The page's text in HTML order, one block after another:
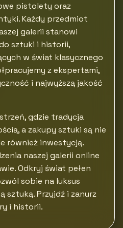
pistolety oraz
Każdy przedmiot
galerii stanowi
sztuki i historii,
w świat klasycznego
z ekspertami,
i najwyższą jakość
gdzie tradycja
a zakupy sztuki są nie
również inwestycją.
naszej galerii online
Odkryj świat pełen
sobie na luksus
sztuką. Przyjdź i zanurz
i historii.